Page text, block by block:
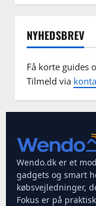
NYHEDSBREV
Få korte guides
Tilmeld via
Wendo.dk er et
gadgets og smart
købsvejledninger,
Fokus er på